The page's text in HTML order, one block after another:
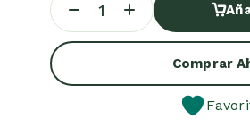
Comprar